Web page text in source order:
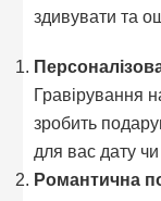
здивувати та
Гравірування
зробить
для вас дату
Романтична